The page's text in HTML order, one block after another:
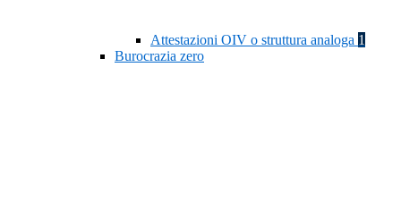
Attestazioni OIV o struttura analoga 1
Burocrazia zero